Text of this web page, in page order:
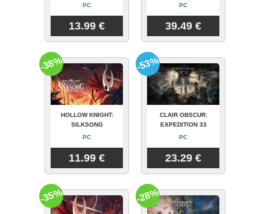
PC
13.99 €
PC
39.49 €
HOLLOW KNIGHT:
SILKSONG
PC
11.99 €
-38%
CLAIR OBSCUR:
EXPEDITION 33
PC
23.29 €
-53%
-35% -28%